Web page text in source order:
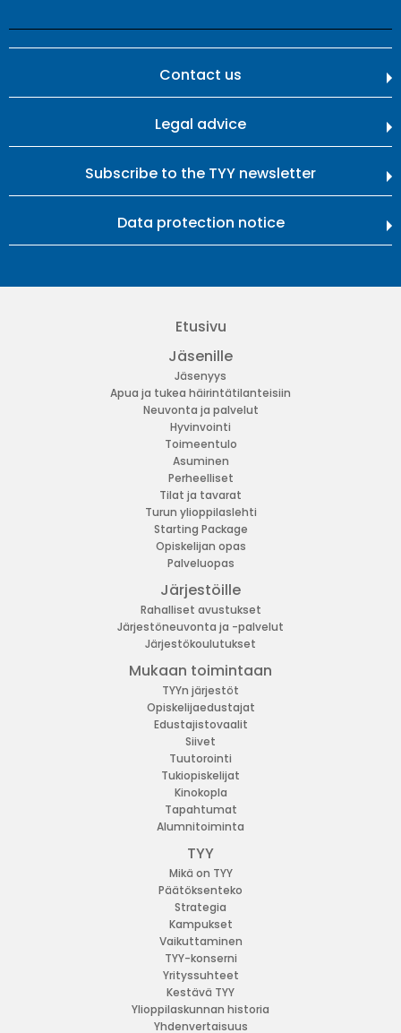
Contact us
Legal advice
Subscribe to the TYY newsletter
Data protection notice
Etusivu
Jäsenille
Jäsenyys
Apua ja tukea häirintätilanteisiin
Neuvonta ja palvelut
Hyvinvointi
Toimeentulo
Asuminen
Perheelliset
Tilat ja tavarat
Turun ylioppilaslehti
Starting Package
Opiskelijan opas
Palveluopas
Järjestöille
Rahalliset avustukset
Järjestöneuvonta ja -palvelut
Järjestökoulutukset
Mukaan toimintaan
TYYn järjestöt
Opiskelijaedustajat
Edustajistovaalit
Siivet
Tuutorointi
Tukiopiskelijat
Kinokopla
Tapahtumat
Alumnitoiminta
TYY
Mikä on TYY
Päätöksenteko
Strategia
Kampukset
Vaikuttaminen
TYY-konserni
Yrityssuhteet
Kestävä TYY
Ylioppilaskunnan historia
Yhdenvertaisuus